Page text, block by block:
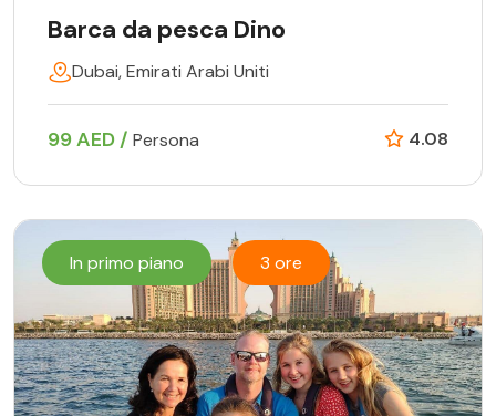
Barca da pesca Dino
Dubai, Emirati Arabi Uniti
99 AED / Persona 4.08
In primo piano 3 ore